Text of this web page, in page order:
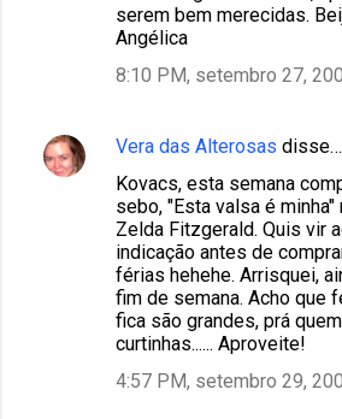
serem bem merecidas.
Angélica
8:10 PM, setembro 27,
Vera das Alterosas disse…
Kovacs, esta semana
sebo, "Esta valsa é
Zelda Fitzgerald. Quis vir
indicação antes de
férias hehehe. Arrisquei,
fim de semana. Acho que
fica são grandes, prá
curtinhas...... Aproveite!
4:57 PM, setembro 29,